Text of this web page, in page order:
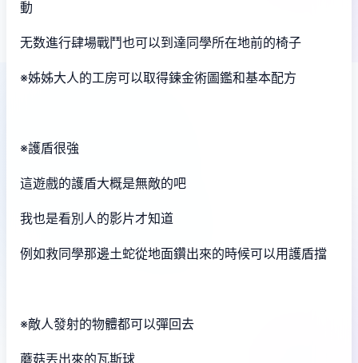
動
无数進行肆場戰鬥也可以到達同學所在地前的椅子
※姊姊大人的工房可以取得鍊金術圖鑑和基本配方
※護盾很強
這遊戲的護盾大概是無敵的吧
我也是看別人的影片才知道
例如救同學那邊土蛇從地面鑽出來的時候可以用護盾擋
※敵人發射的物體都可以彈回去
蘑菇丟出來的瓦斯球